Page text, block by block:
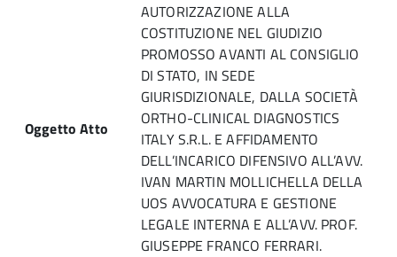
Oggetto Atto
AUTORIZZAZIONE ALLA
COSTITUZIONE NEL GIUDIZIO
PROMOSSO AVANTI AL CONSIGLIO
DI STATO, IN SEDE
GIURISDIZIONALE, DALLA SOCIETÀ
ORTHO-CLINICAL DIAGNOSTICS
ITALY S.R.L. E AFFIDAMENTO
DELL’INCARICO DIFENSIVO ALL’AVV.
IVAN MARTIN MOLLICHELLA DELLA
UOS AVVOCATURA E GESTIONE
LEGALE INTERNA E ALL’AVV. PROF.
GIUSEPPE FRANCO FERRARI.